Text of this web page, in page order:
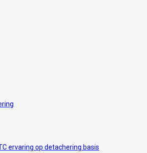
ervaring op detachering basis